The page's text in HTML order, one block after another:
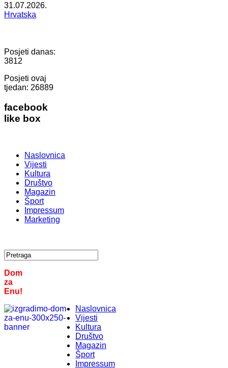
31.07.2026.
Hrvatska
Posjeti danas:
3812
Posjeti ovaj
tjedan: 26889
facebook
like box
Naslovnica
Vijesti
Kultura
Društvo
Magazin
Šport
Impressum
Marketing
Dom
za
Enu!
Naslovnica
Vijesti
Kultura
Društvo
Magazin
Šport
Impressum